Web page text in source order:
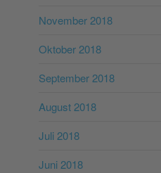
November 2018
Oktober 2018
September 2018
August 2018
Juli 2018
Juni 2018